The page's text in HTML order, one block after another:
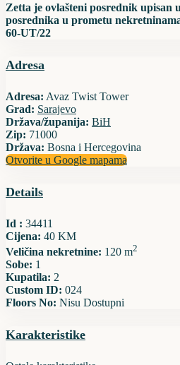
Zetta je ovlašteni posrednik upisan
posrednika u prometu
60-UT/22
Adresa
Adresa: Avaz Twist Tower
Grad: Sarajevo
Država/županija: BiH
Zip: 71000
Država: Bosna i Hercegovina
Otvorite u Google mapama
Details
Id : 34411
Cijena: 40 KM
Veličina nekretnine: 120 m2
Sobe: 1
Kupatila: 2
Custom ID: 024
Floors No: Nisu Dostupni
Karakteristike